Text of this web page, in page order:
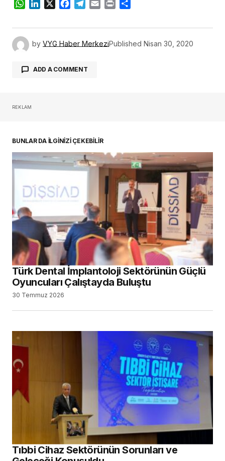
WhatsApp
LinkedIn
X Facebook
Telegram
Email Print
by VYG Haber MerkeziPublished Nisan 30, 2020
ADD A COMMENT
REKLAM
BUNLAR DA İLGİNİZİ ÇEKEBİLİR
Türk Dental İmplantoloji Sektörünün Güçlü
Oyuncuları Çalıştayda Buluştu
30 Temmuz 2026
Tıbbi Cihaz Sektörünün Sorunları ve